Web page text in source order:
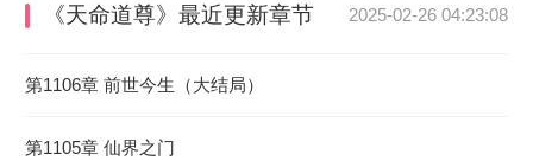
《天命道尊》 最近更新章节 2025-02-26 04:23:08
第1106章 前世今生（大结局）
第1105章 仙界之门